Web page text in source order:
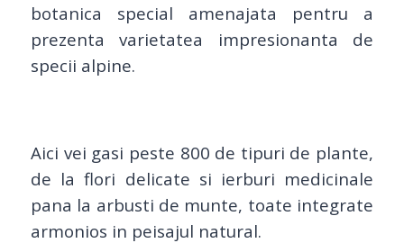
botanica special amenajata pentru a
prezenta varietatea impresionanta de
specii alpine.
Aici vei gasi peste 800 de tipuri de plante,
de la flori delicate si ierburi medicinale
pana la arbusti de munte, toate integrate
armonios in peisajul natural.